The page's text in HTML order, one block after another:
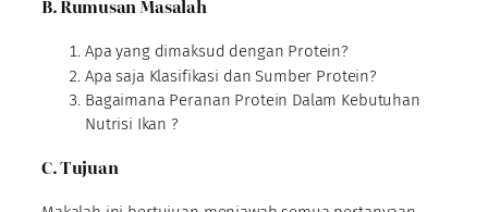
B. Rumusan Masalah
Apa yang dimaksud dengan Protein?
Apa saja Klasifikasi dan Sumber Protein?
Bagaimana Peranan Protein Dalam Kebutuhan
Nutrisi Ikan ?
C. Tujuan